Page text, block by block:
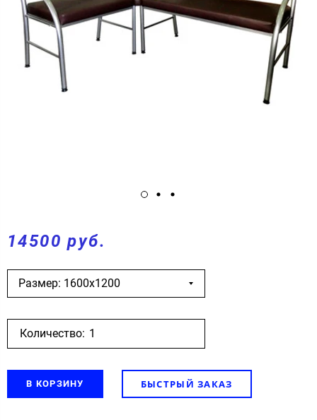
14500 руб.
Размер: 1600х1200
Количество:
В КОРЗИНУ БЫСТРЫЙ ЗАКАЗ